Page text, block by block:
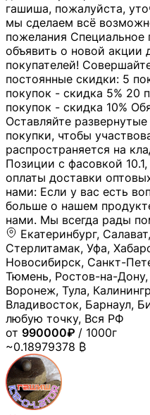
гашиша, пожалуйста,
мы сделаем всё
пожелания
объявить о новой акции
покупателей!
постоянные скидки: 5
покупок - скидка 5% 20
покупок - скидка 10%
Оставляйте
покупки, чтобы
распространяется на
Позиции с фасовкой
оплаты доставки
нами: Если у вас есть
больше о нашем
нами. Мы всегда рады
Екатеринбург,
Стерлитамак, Уфа,
Новосибирск, Санкт-
Тюмень, Ростов-на-
Воронеж, Тула,
Владивосток, Барнаул,
любую точку, Вся РФ
от 990000₽ / 1000г
~0.18979378 ₿